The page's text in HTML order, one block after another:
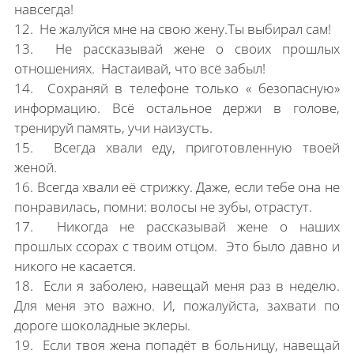
навсегда!
12. Не жалуйся мне на свою жену.Ты выбирал сам!
13. Не рассказывай жене о своих прошлых
отношениях. Настаивай, что всё забыл!
14. Сохраняй в телефоне только « безопасную»
информацию. Всё остальное держи в голове,
тренируй память, учи наизусть.
15. Всегда хвали еду, приготовленную твоей
женой.
16. Всегда хвали её стрижку. Даже, если тебе она не
понравилась, помни: волосы не зубы, отрастут.
17. Никогда не рассказывай жене о наших
прошлых ссорах с твоим отцом. Это было давно и
никого не касается.
18. Если я заболею, навещай меня раз в неделю.
Для меня это важно. И, пожалуйста, захвати по
дороге шоколадные эклеры.
19. Если твоя жена попадёт в больницу, навещай